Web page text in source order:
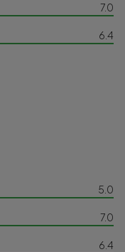
7.0
6.4
5.0
7.0
6.4